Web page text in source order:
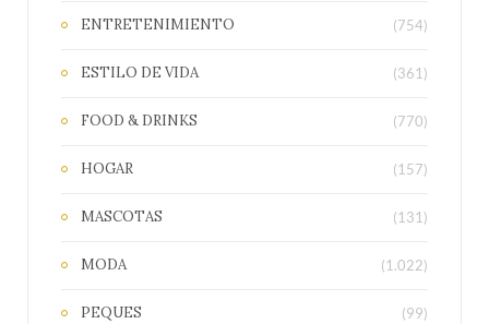
ENTRETENIMIENTO (754)
ESTILO DE VIDA (361)
FOOD & DRINKS (770)
HOGAR (157)
MASCOTAS (131)
MODA (1.022)
PEQUES (99)